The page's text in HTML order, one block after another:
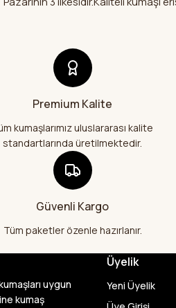
Premium Kalite
kumaşlarımız uluslararası kalite
standartlarında üretilmektedir.
Güvenli Kargo
Tüm paketler özenle hazırlanır.
uygun
kumaş
Üyelik
Yeni Üyelik